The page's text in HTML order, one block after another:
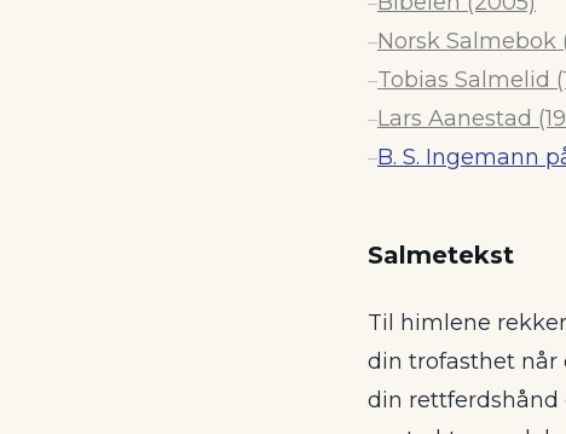
–Norsk Salmebok
–Tobias Salmelid
–Lars Aanestad
–B. S. Ingemann
Salmetekst
Til himlene
din trofasthet når
din rettferdshånd